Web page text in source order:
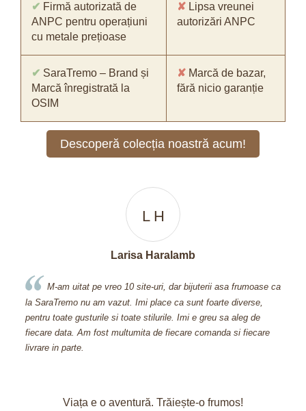
✔ Firmă autorizată de
ANPC pentru operațiuni
cu metale prețioase
✘ Lipsa vreunei
autorizări ANPC
✔ SaraTremo – Brand și
Marcă înregistrată la
OSIM
✘ Marcă de bazar,
fără nicio garanție
Descoperă colecția noastră acum!
L H
Larisa Haralamb
M-am uitat pe vreo 10 site-uri, dar bijuterii asa frumoase ca
la SaraTremo nu am vazut. Imi place ca sunt foarte diverse,
pentru toate gusturile si toate stilurile. Imi e greu sa aleg de
fiecare data. Am fost multumita de fiecare comanda si fiecare
livrare in parte.
Viața e o aventură. Trăiește-o frumos!